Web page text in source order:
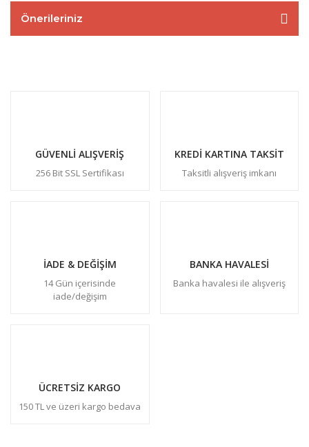
Önerileriniz
GÜVENLİ ALIŞVERİŞ
256 Bit SSL Sertifikası
KREDİ KARTINA TAKSİT
Taksitli alışveriş imkanı
İADE & DEĞİŞİM
14 Gün içerisinde
iade/değişim
BANKA HAVALESİ
Banka havalesi ile alışveriş
ÜCRETSİZ KARGO
150 TL ve üzeri kargo bedava